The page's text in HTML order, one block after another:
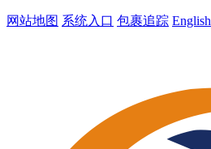
网站地图 系统入口 包裹追踪 English